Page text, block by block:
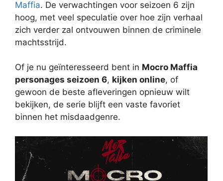
Maffia. De verwachtingen voor seizoen 6 zijn
hoog, met veel speculatie over hoe zijn verhaal
zich verder zal ontvouwen binnen de criminele
machtsstrijd.
Of je nu geïnteresseerd bent in Mocro Maffia
personages seizoen 6, kijken online, of
gewoon de beste afleveringen opnieuw wilt
bekijken, de serie blijft een vaste favoriet
binnen het misdaadgenre.